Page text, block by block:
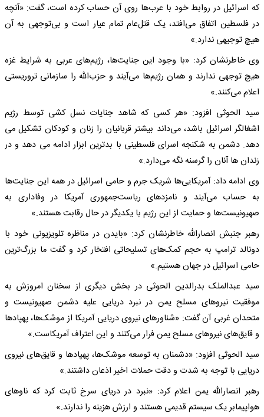
که اسرائیل در روابط خود با عرب‌ها روی آن حساب کرده است، گفت: «آنچه
در فلسطین اتفاق می‌افتد، یک قتل‌عام تمام عیار است و بی‌توجهی به آن
هیچ توجیهی ندارد.»
وی خاطرنشان کرد: «با وجود این جنایت‌ها، رژیم‌های عربی به شرایط غزه
هیچ توجهی ندارند و همان رژیم‌ها می‌آیند و حزب‌الله را سازمانی تروریستی
اعلام می‌کنند.»
سید الحوثی افزود: «هر کسی که شاهد جنایات نسل کشی توسط رژیم
اشغالگر اسرائیل باشد، می‌داند بیشتر قربانیان را زنان و کودکان تشکیل می
دهد. دشمن به شکنجه اسرای فلسطینی با بدترین ابزار ادامه می دهد و در
زندان ها آنان را گرسنه نگه می‌دارد.»
وی ادامه داد: آمریکایی‌ها شریک جرم و حامی اسرائیل در همه این جنایت‌ها
به حساب می‌آیند و نامزدهای ریاست‌جمهوری آمریکا در وفاداری به
صهیونیست‌ها و حمایت از این رژیم با یکدیگر در حال رقابت هستند.»
رهبر جنبش انصارالله خاطرنشان کرد: «بایدن در مناظره تلویزیونی خود با
دونالد ترامپ به حجم کمک‌های تسلیحاتی افتخار کرد و گفت ما بزرگ‌ترین
حامی اسرائیل در جهان هستیم.»
سید عبدالملک بدرالدین الحوثی در بخش دیگری از سخنان امروزش به
موفقیت نیروهای مسلح یمن در نبرد دریایی علیه دشمن صهیونیست و
متحدان غربی‌ آن گفت: «شناورهای نیروی دریایی آمریکا از موشک‌ها، پهپادها
و قایق‌های نیروهای مسلح یمن فرار می‌کنند و این اعتراف آمریکاست.»
سید الحوثی افزود: «دشمنان به توسعه موشک‌ها، پهپادها و قایق‌های نیروی
دریایی با توجه به شدت و دقت حملات اخیر اذعان داشتند.»
رهبر انصارالله یمن اعلام کرد: «نبرد در دریای سرخ ثابت کرد که ناوهای
هواپیمابر یک سیستم قدیمی هستند و ارزش هزینه را ندارند.»